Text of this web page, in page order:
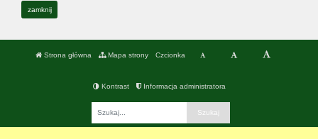
zamknij
Strona główna Mapa strony Czcionka
Kontrast Informacja administratora